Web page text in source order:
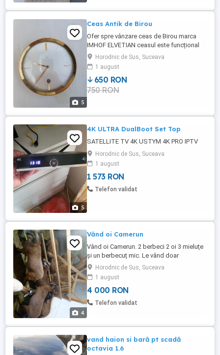
5
Ceas Antik de Birou
Ofer spre vânzare ceas de Birou marca
IMHOF ELVETIAN ceasul este funcțional
insotit de Calendar. Transportul se achita
de cumpărător. Mai multe detalii la tel.
Horodnic de Sus, Suceava
1 august
650 RON
750 RON
5
4K ULTRA DualBoot Set Top
SATELLITE TV 4K USTYM 4K PRO IPTV
Horodnic de Sus, Suceava
1 august
1 573 RON
Telefon validat
4
Vând oi Camerun
Vând oi Camerun. 2 berbeci 2 oi 3 mieluțe
și un berbecuț mic. Le vând doar
împreună.
Horodnic de Sus, Suceava
1 august
4 000 RON
Telefon validat
vand haion si bară pt scadă
octavia 1.6